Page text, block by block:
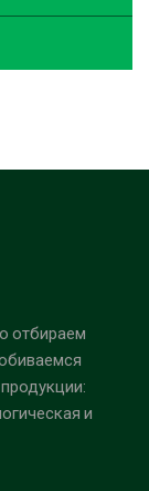
отбираем
и